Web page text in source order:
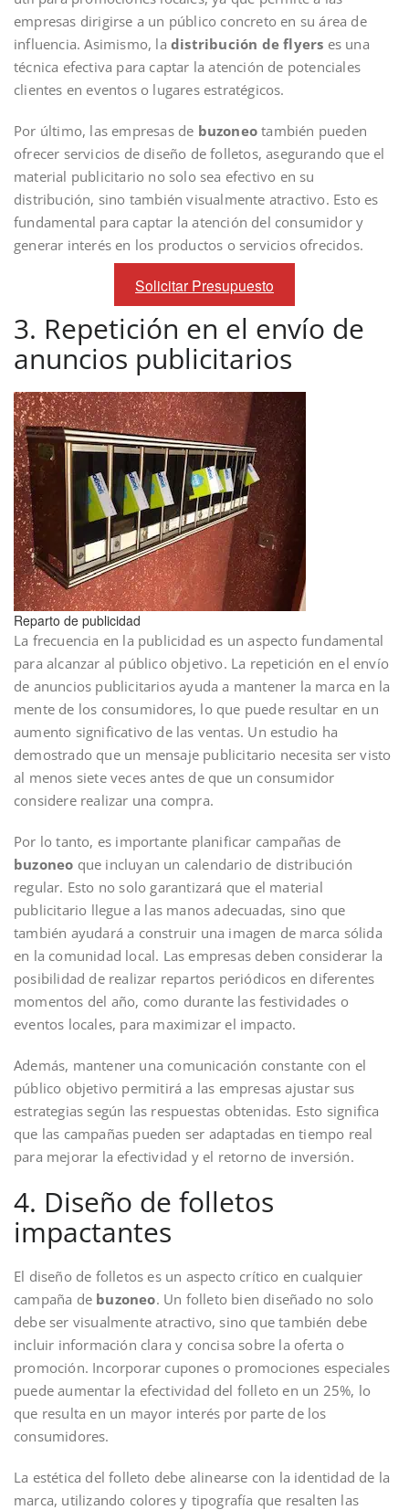
empresas dirigirse a un público concreto en su área de
influencia. Asimismo, la distribución de flyers es una
técnica efectiva para captar la atención de potenciales
clientes en eventos o lugares estratégicos.
Por último, las empresas de buzoneo también pueden
ofrecer servicios de diseño de folletos, asegurando que el
material publicitario no solo sea efectivo en su
distribución, sino también visualmente atractivo. Esto es
fundamental para captar la atención del consumidor y
generar interés en los productos o servicios ofrecidos.
Solicitar Presupuesto
3. Repetición en el envío de
anuncios publicitarios
Reparto de publicidad
La frecuencia en la publicidad es un aspecto fundamental
para alcanzar al público objetivo. La repetición en el envío
de anuncios publicitarios ayuda a mantener la marca en la
mente de los consumidores, lo que puede resultar en un
aumento significativo de las ventas. Un estudio ha
demostrado que un mensaje publicitario necesita ser visto
al menos siete veces antes de que un consumidor
considere realizar una compra.
Por lo tanto, es importante planificar campañas de
buzoneo que incluyan un calendario de distribución
regular. Esto no solo garantizará que el material
publicitario llegue a las manos adecuadas, sino que
también ayudará a construir una imagen de marca sólida
en la comunidad local. Las empresas deben considerar la
posibilidad de realizar repartos periódicos en diferentes
momentos del año, como durante las festividades o
eventos locales, para maximizar el impacto.
Además, mantener una comunicación constante con el
público objetivo permitirá a las empresas ajustar sus
estrategias según las respuestas obtenidas. Esto significa
que las campañas pueden ser adaptadas en tiempo real
para mejorar la efectividad y el retorno de inversión.
4. Diseño de folletos
impactantes
El diseño de folletos es un aspecto crítico en cualquier
campaña de buzoneo. Un folleto bien diseñado no solo
debe ser visualmente atractivo, sino que también debe
incluir información clara y concisa sobre la oferta o
promoción. Incorporar cupones o promociones especiales
puede aumentar la efectividad del folleto en un 25%, lo
que resulta en un mayor interés por parte de los
consumidores.
La estética del folleto debe alinearse con la identidad de la
marca, utilizando colores y tipografía que resalten las